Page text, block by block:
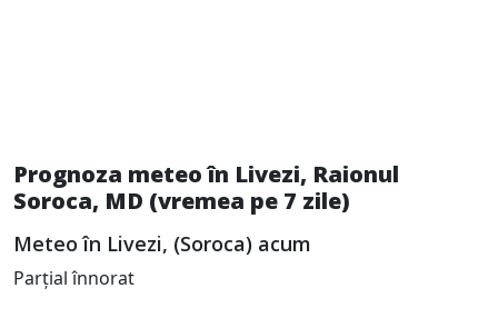
Prognoza meteo în Livezi, Raionul
Soroca, MD (vremea pe 7 zile)
Meteo în Livezi, (Soroca) acum
Parțial înnorat